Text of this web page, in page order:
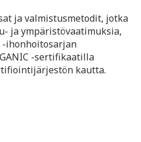
ja valmistusmetodit, jotka
ja ympäristövaatimuksia,
ihonhoitosarjan
-sertifikaatilla
kautta.